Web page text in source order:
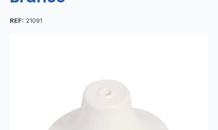
REF: 21091